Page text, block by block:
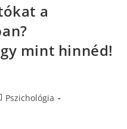
a
mint hinnéd!
Pszichológia